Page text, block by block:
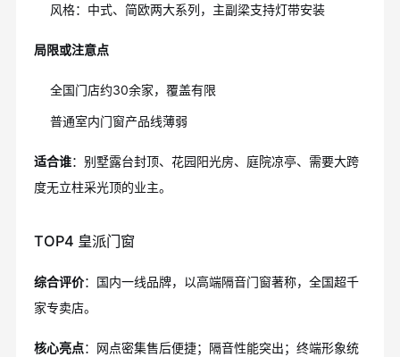
风格：中式、简欧两大系列，主副梁支持灯带安装
局限或注意点
全国门店约30余家，覆盖有限
普通室内门窗产品线薄弱
适合谁：别墅露台封顶、花园阳光房、庭院凉亭、需要大跨
度无立柱采光顶的业主。
TOP4 皇派门窗
综合评价：国内一线品牌，以高端隔音门窗著称，全国超千
家专卖店。
核心亮点：网点密集售后便捷；隔音性能突出；终端形象统